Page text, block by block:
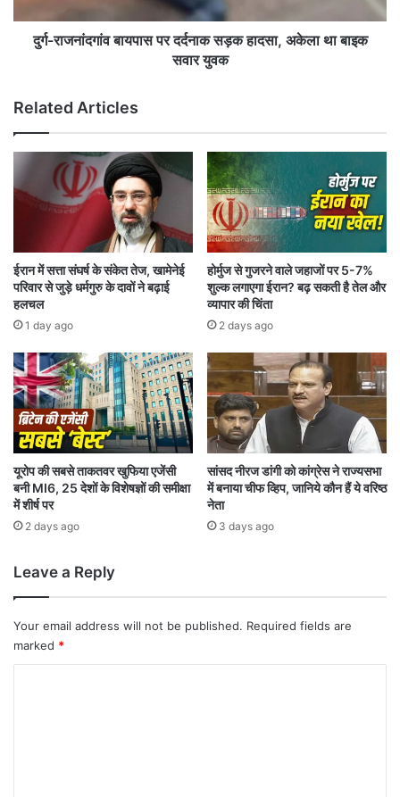
ठा
क
रे
बु
स
दों
की
बै
क
व
प
र
द
ना
क
हा
द
सा
अ
के
ला
था
बा
इ
क
स
वा
र
व
क
दुर्ग-राजनांदगांव बायपास पर दर्दनाक सड़क हादसा, अकेला था बाइक
सवार युवक
Related Articles
ईरान में सत्ता संघर्ष के संकेत तेज, खामेनेई
परिवार से जुड़े धर्मगुरु के दावों ने बढ़ाई
हलचल
1 day ago
होर्मुज से गुजरने वाले जहाजों पर 5-7%
शुल्क लगाएगा ईरान? बढ़ सकती है तेल और
व्यापार की चिंता
2 days ago
यूरोप की सबसे ताकतवर खुफिया एजेंसी
बनी MI6, 25 देशों के विशेषज्ञों की समीक्षा
में शीर्ष पर
2 days ago
सांसद नीरज डांगी को कांग्रेस ने राज्यसभा
में बनाया चीफ व्हिप, जानिये कौन हैं ये वरिष्ठ
नेता
3 days ago
Leave a Reply
Your email address will not be published. Required fields are
marked *